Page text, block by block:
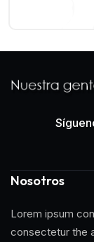
Nosotros
Lorem ipsum
consectetur the